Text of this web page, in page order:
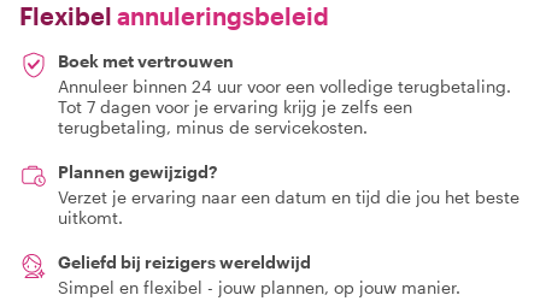
Flexibel annuleringsbeleid
Boek met vertrouwen
Annuleer binnen 24 uur voor een volledige terugbetaling.
Tot 7 dagen voor je ervaring krijg je zelfs een
terugbetaling, minus de servicekosten.
Plannen gewijzigd?
Verzet je ervaring naar een datum en tijd die jou het beste
uitkomt.
Geliefd bij reizigers wereldwijd
Simpel en flexibel - jouw plannen, op jouw manier.